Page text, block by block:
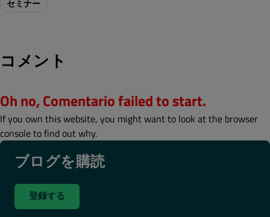
セミナー
コメント
Oh no, Comentario failed to start.
If you own this website, you might want to look at the browser
console to find out why.
ブログを購読
登録する